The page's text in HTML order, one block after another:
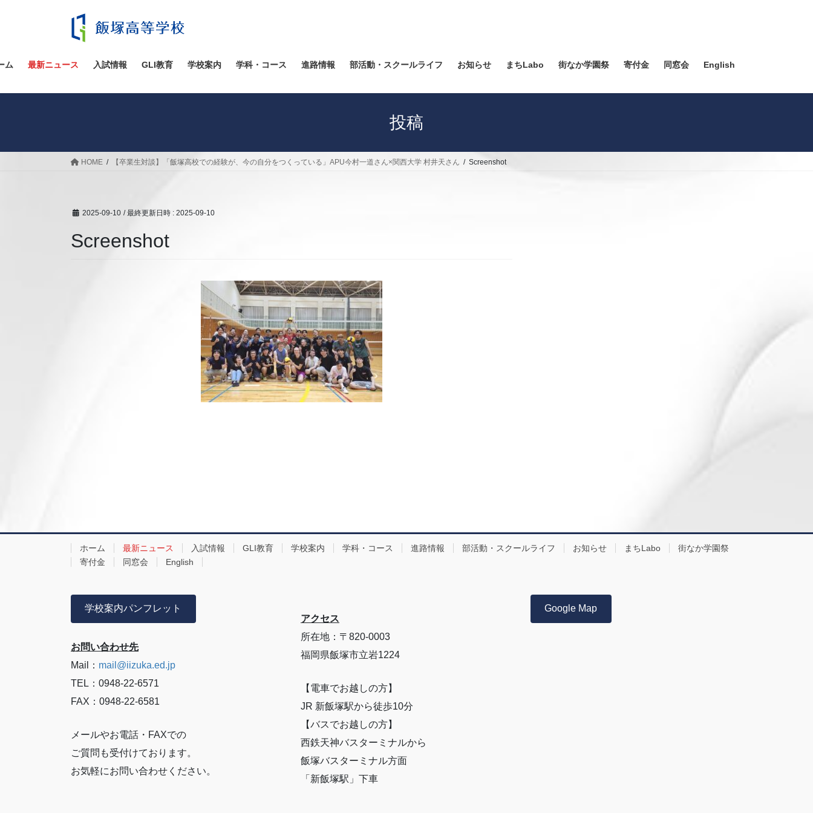
ツ
ス
シ
ン
ム 最新ニュース 入試情報 GLI教育 学校案内 学科・コース 進路情報 部活動・スクールライフ お知らせ まちLabo 街なか学園祭 寄付金 同窓会 English
投稿
HOME 【卒業生対談】「飯塚高校での経験が、今の自分をつくっている」APU今村一道さん×関西大学 村井天さん Screenshot
2025-09-10 / 最終更新日時 : 2025-09-10
Screenshot
ホーム 最新ニュース 入試情報 GLI教育 学校案内 学科・コース 進路情報 部活動・スクールライフ お知らせ まちLabo
街なか学園祭
寄付金
同窓会 English
学校案内パンフレット
お問い合わせ先
Mail： mail@iizuka.ed.jp
TEL：0948-22-6571
FAX：0948-22-6581
メールやお電話・FAXでの
ご質問も受付けております。
お気軽にお問い合わせください。
アクセス
所在地：〒820-0003
福岡県飯塚市立岩1224
【電車でお越しの方】
JR 新飯塚駅から徒歩10分
【バスでお越しの方】
西鉄天神バスターミナルから
飯塚バスターミナル方面
「新飯塚駅」下車
Google Map